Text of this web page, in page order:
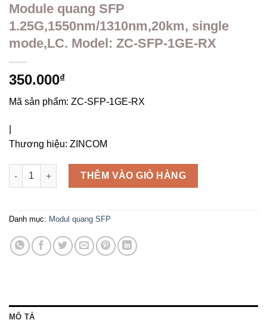
Module quang SFP
1.25G,1550nm/1310nm,20km, single
mode,LC. Model: ZC-SFP-1GE-RX
350.000₫
Mã sản phẩm: ZC-SFP-1GE-RX
Thương hiệu: ZINCOM
Module quang SFP 1.25G,1550nm/1310nm,20km, single
THÊM VÀO GIỎ HÀNG
Danh mục: Modul quang SFP
MÔ TẢ